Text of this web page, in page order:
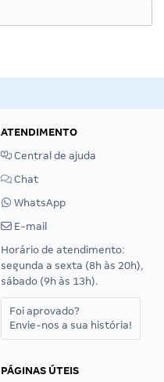
ATENDIMENTO
Central de ajuda
Chat
WhatsApp
E-mail
Horário de atendimento:
segunda a sexta (8h às 20h),
sábado (9h às 13h).
Foi aprovado?
Envie-nos a sua história!
PÁGINAS ÚTEIS